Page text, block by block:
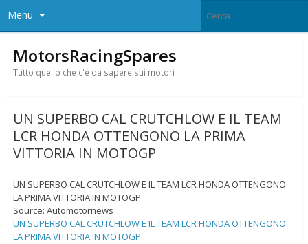
Menu
MotorsRacingSpares
Tutto quello che c'è da sapere sui motori
UN SUPERBO CAL CRUTCHLOW E IL TEAM
LCR HONDA OTTENGONO LA PRIMA
VITTORIA IN MOTOGP
UN SUPERBO CAL CRUTCHLOW E IL TEAM LCR HONDA OTTENGONO
LA PRIMA VITTORIA IN MOTOGP
Source: Automotornews
UN SUPERBO CAL CRUTCHLOW E IL TEAM LCR HONDA OTTENGONO
LA PRIMA VITTORIA IN MOTOGP